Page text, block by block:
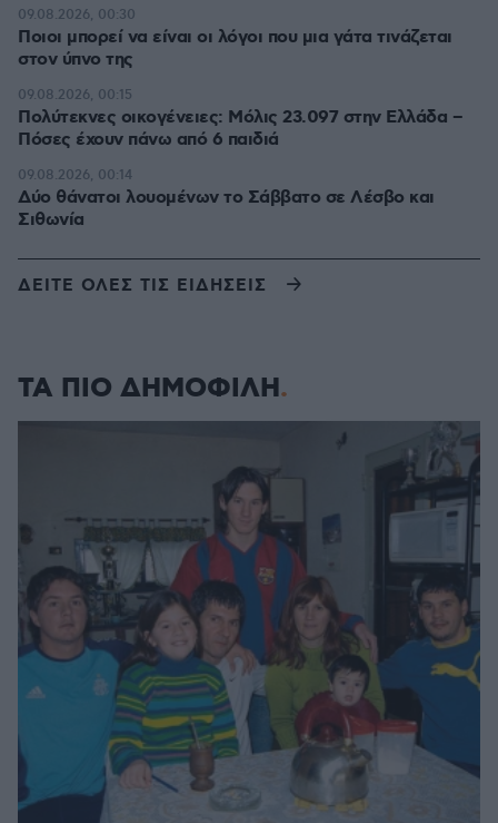
Ποιοι μπορεί να είναι οι λόγοι που μια γάτα τινάζεται
στον ύπνο της
09.08.2026, 00:30
Πολύτεκνες οικογένειες: Μόλις 23.097 στην Ελλάδα –
Πόσες έχουν πάνω από 6 παιδιά
09.08.2026, 00:15
Δύο θάνατοι λουομένων το Σάββατο σε Λέσβο και
Σιθωνία
09.08.2026, 00:14
ΔΕΙΤΕ ΟΛΕΣ ΤΙΣ ΕΙΔΗΣΕΙΣ
ΤΑ ΠΙΟ ΔΗΜΟΦΙΛΗ